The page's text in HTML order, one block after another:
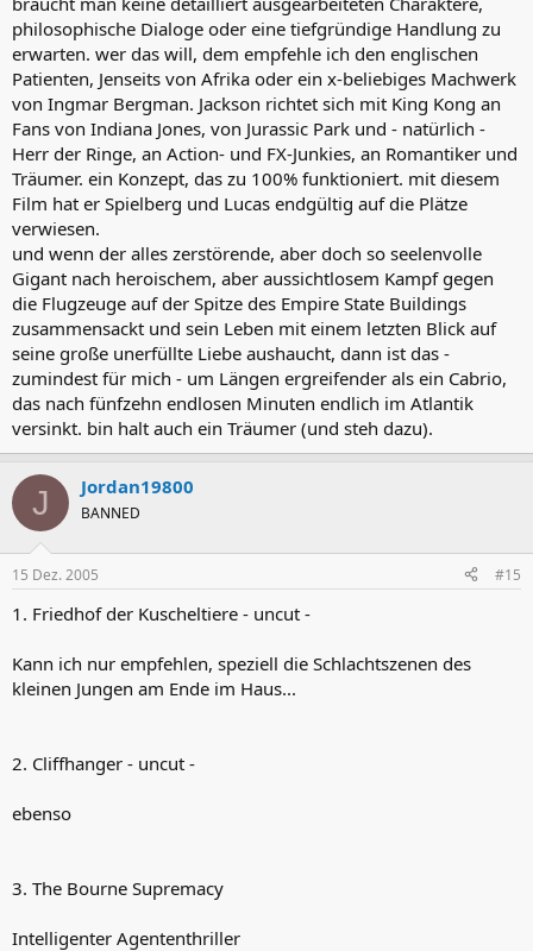
philosophische Dialoge oder eine tiefgründige Handlung zu
erwarten. wer das will, dem empfehle ich den englischen
Patienten, Jenseits von Afrika oder ein x-beliebiges Machwerk
von Ingmar Bergman. Jackson richtet sich mit King Kong an
Fans von Indiana Jones, von Jurassic Park und - natürlich -
Herr der Ringe, an Action- und FX-Junkies, an Romantiker und
Träumer. ein Konzept, das zu 100% funktioniert. mit diesem
Film hat er Spielberg und Lucas endgültig auf die Plätze
verwiesen.
und wenn der alles zerstörende, aber doch so seelenvolle
Gigant nach heroischem, aber aussichtlosem Kampf gegen
die Flugzeuge auf der Spitze des Empire State Buildings
zusammensackt und sein Leben mit einem letzten Blick auf
seine große unerfüllte Liebe aushaucht, dann ist das -
zumindest für mich - um Längen ergreifender als ein Cabrio,
das nach fünfzehn endlosen Minuten endlich im Atlantik
versinkt. bin halt auch ein Träumer (und steh dazu).
J Jordan19800
BANNED
15 Dez. 2005 #15
1. Friedhof der Kuscheltiere - uncut -
Kann ich nur empfehlen, speziell die Schlachtszenen des
kleinen Jungen am Ende im Haus...
2. Cliffhanger - uncut -
ebenso
3. The Bourne Supremacy
Intelligenter Agententhriller